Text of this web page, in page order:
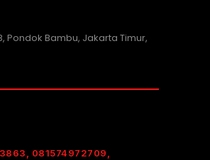
Pondok Bambu, Jakarta Timur,
081574972709,